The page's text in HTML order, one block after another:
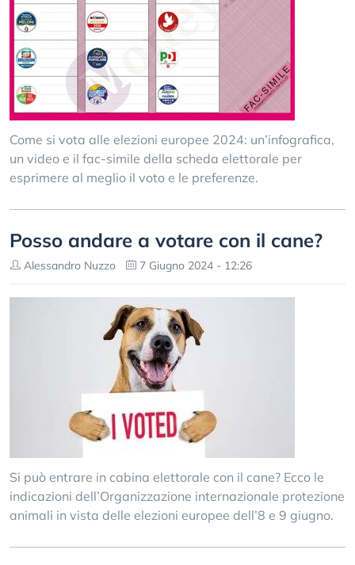
Come si vota alle elezioni europee 2024: un’infografica,
un video e il fac-simile della scheda elettorale per
esprimere al meglio il voto e le preferenze.
Posso andare a votare con il cane?
Alessandro Nuzzo 7 Giugno 2024 - 12:26
Si può entrare in cabina elettorale con il cane? Ecco le
indicazioni dell’Organizzazione internazionale protezione
animali in vista delle elezioni europee dell’8 e 9 giugno.